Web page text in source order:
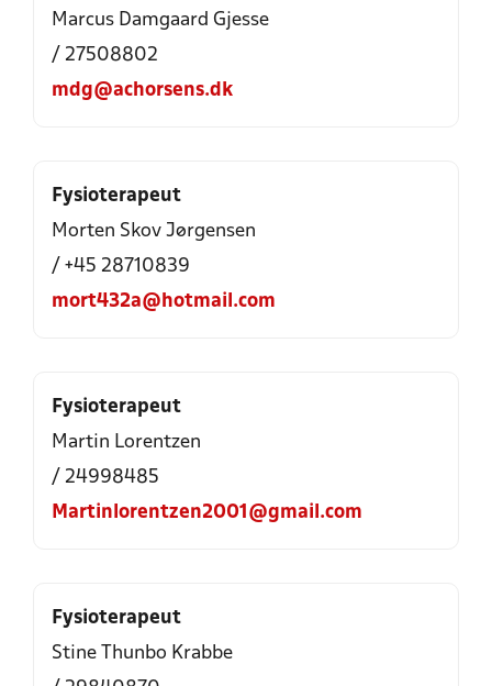
Marcus Damgaard Gjesse
/ 27508802
mdg@achorsens.dk
Fysioterapeut
Morten Skov Jørgensen
/ +45 28710839
mort432a@hotmail.com
Fysioterapeut
Martin Lorentzen
/ 24998485
Martinlorentzen2001@gmail.com
Fysioterapeut
Stine Thunbo Krabbe